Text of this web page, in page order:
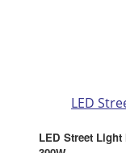
LED
LED Street